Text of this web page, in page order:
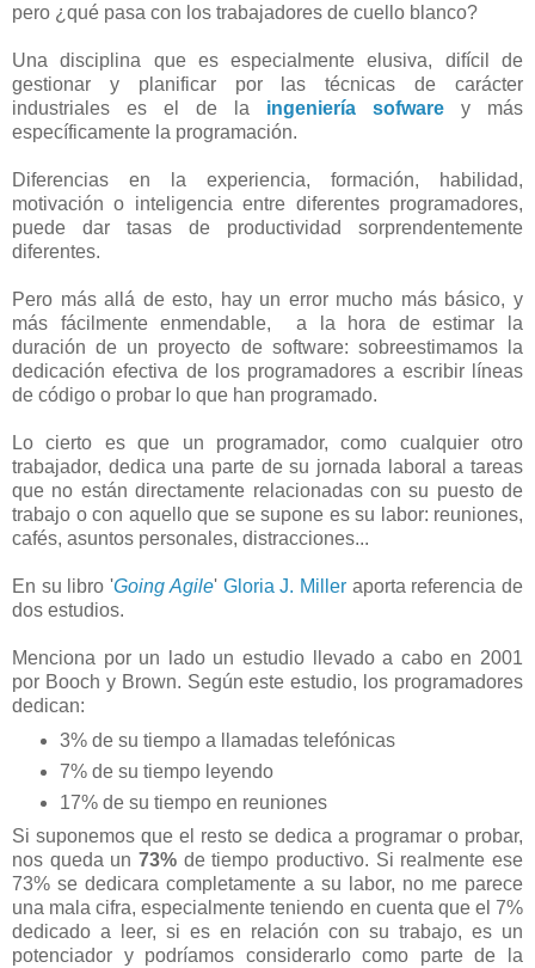
pero ¿qué pasa con los trabajadores de cuello blanco?
Una disciplina que es especialmente elusiva, difícil de
gestionar y planificar por las técnicas de carácter
industriales es el de la ingeniería sofware y más
específicamente la programación.
Diferencias en la experiencia, formación, habilidad,
motivación o inteligencia entre diferentes programadores,
puede dar tasas de productividad sorprendentemente
diferentes.
Pero más allá de esto, hay un error mucho más básico, y
más fácilmente enmendable, a la hora de estimar la
duración de un proyecto de software: sobreestimamos la
dedicación efectiva de los programadores a escribir líneas
de código o probar lo que han programado.
Lo cierto es que un programador, como cualquier otro
trabajador, dedica una parte de su jornada laboral a tareas
que no están directamente relacionadas con su puesto de
trabajo o con aquello que se supone es su labor: reuniones,
cafés, asuntos personales, distracciones...
En su libro 'Going Agile' Gloria J. Milleraporta referencia de
dos estudios.
Menciona por un lado un estudio llevado a cabo en 2001
por Booch y Brown. Según este estudio, los programadores
dedican:
3% de su tiempo a llamadas telefónicas
7% de su tiempo leyendo
17% de su tiempo en reuniones
Si suponemos que el resto se dedica a programar o probar,
nos queda un 73% de tiempo productivo. Si realmente ese
73% se dedicara completamente a su labor, no me parece
una mala cifra, especialmente teniendo en cuenta que el 7%
dedicado a leer, si es en relación con su trabajo, es un
potenciador y podríamos considerarlo como parte de la